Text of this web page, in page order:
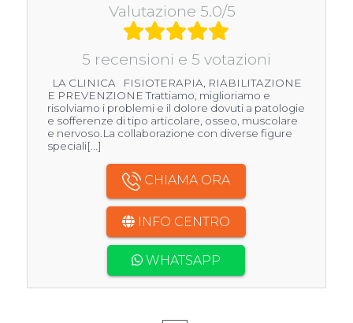
Valutazione 5.0/5
5 recensioni e 5 votazioni
LA CLINICA FISIOTERAPIA, RIABILITAZIONE
E PREVENZIONE Trattiamo, miglioriamo e
risolviamo i problemi e il dolore dovuti a patologie
e sofferenze di tipo articolare, osseo, muscolare
e nervoso.La collaborazione con diverse figure
speciali[...]
CHIAMA ORA
INFO CENTRO
WHATSAPP